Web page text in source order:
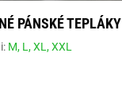
PÁNSKÉ TEPLÁKY
M, L,XL,XXL